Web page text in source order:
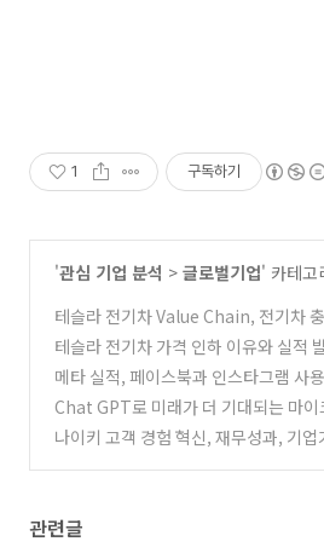
1 구독하기
'관심 기업 분석 > 글로벌기업' 카테고
테슬라 전기차 Value Chain, 전기차
표준
(0)
테슬라 전기차 가격 인하 이유와 실적
성 전망
(0)
메타 실적, 페이스북과 인스타그램 사
과 주가 전망
(0)
Chat GPT로 미래가 더 기대되는 마이
트, AI기반의 솔루션 선도자 (2)
나이키 고객 경험 혁신, 재무성과, 기업
관련글